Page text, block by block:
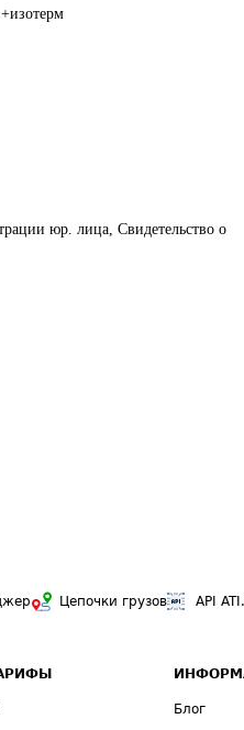
юр. лица, Свидетельство о
Цепочки грузов API
Блог